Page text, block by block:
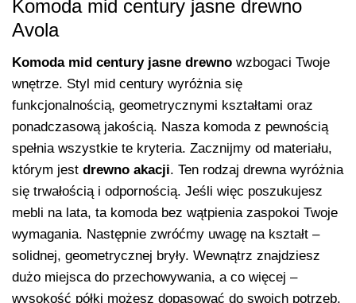
Komoda mid century jasne drewno
Avola
Komoda mid century jasne drewno wzbogaci Twoje
wnętrze. Styl mid century wyróżnia się
funkcjonalnością, geometrycznymi kształtami oraz
ponadczasową jakością. Nasza komoda z pewnością
spełnia wszystkie te kryteria. Zacznijmy od materiału,
którym jest drewno akacji. Ten rodzaj drewna wyróżnia
się trwałością i odpornością. Jeśli więc poszukujesz
mebli na lata, ta komoda bez wątpienia zaspokoi Twoje
wymagania. Następnie zwróćmy uwagę na kształt –
solidnej, geometrycznej bryły. Wewnątrz znajdziesz
dużo miejsca do przechowywania, a co więcej –
wysokość półki możesz dopasować do swoich potrzeb.